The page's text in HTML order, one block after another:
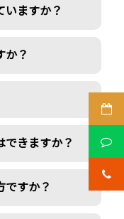
いますか？
か？
できますか？
ですか？